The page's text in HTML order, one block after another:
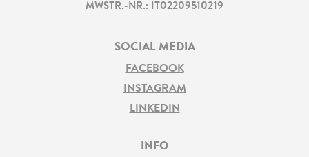
MWSTR.-NR.: IT02209510219
SOCIAL MEDIA
FACEBOOK
INSTAGRAM
LINKEDIN
INFO